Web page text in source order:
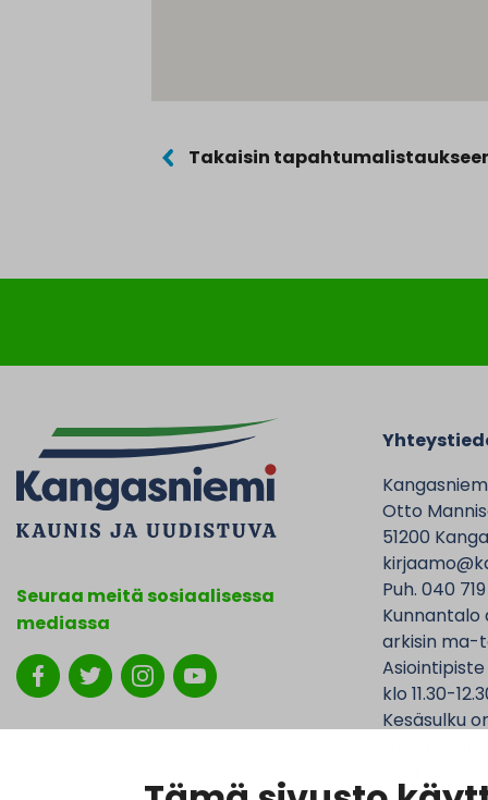
Takaisin
Seuraa meitä sosiaalisessa
mediassa
Otto
51200
Puh. 040
Kunnantalo
arkisin ma-
klo 11.30-
Kesäsulku